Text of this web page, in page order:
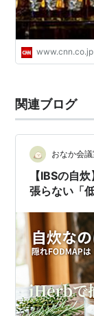
できたものが
ミネラル分の
とビタミンB2
糖化のポイン
製糖中の複雑
味を損なうこ
発工程が遅く
生地に影響す
また土地の高
104℃が基準な
で、それによ
最終的にはシ
要となってく
www.cnn.co.jp
関連ブログ
おなか会
【IBSの自
張らない「